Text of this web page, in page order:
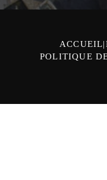
ACCUEIL
POLITIQUE